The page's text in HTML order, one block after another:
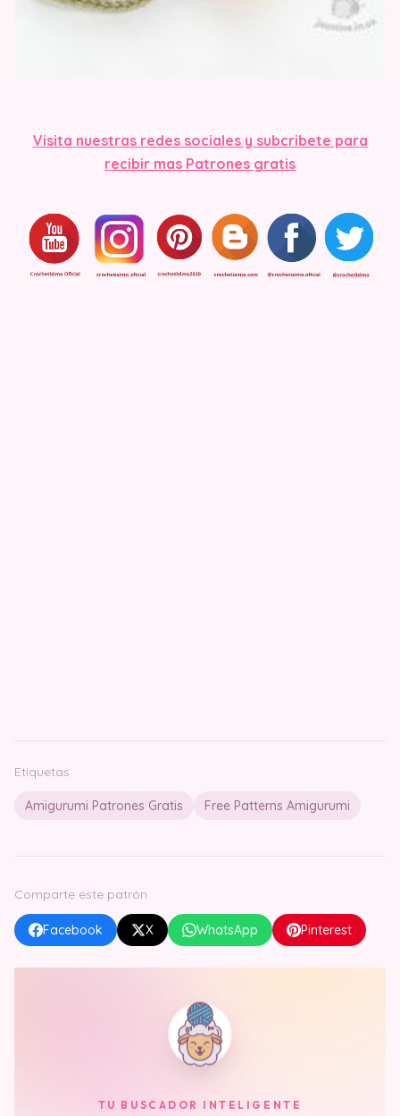
Visita nuestras redes sociales y subcribete para
recibir mas Patrones gratis
Etiquetas
Amigurumi Patrones Gratis Free Patterns Amigurumi
Comparte este patrón
Facebook X WhatsApp Pinterest
TU BUSCADOR INTELIGENTE